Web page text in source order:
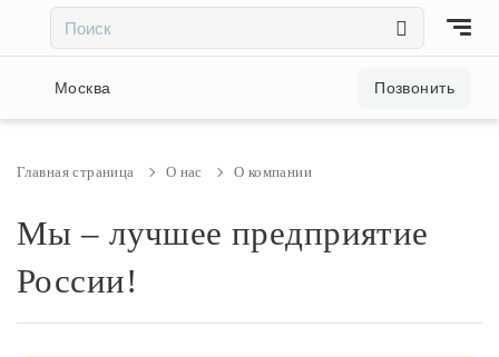
Акции и скидки
Бра
Москва Позвонить
Главная страница О нас О компании
Мы – лучшее предприятие
России!
××